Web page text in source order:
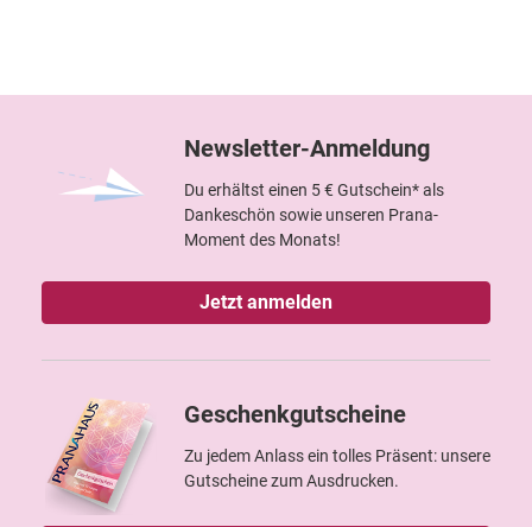
Newsletter-Anmeldung
Du erhältst einen 5 € Gutschein* als
Dankeschön sowie unseren Prana-
Moment des Monats!
Jetzt anmelden
Geschenkgutscheine
Zu jedem Anlass ein tolles Präsent: unsere
Gutscheine zum Ausdrucken.